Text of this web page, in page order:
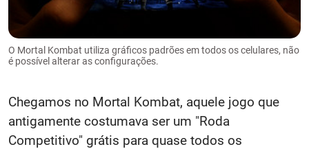
O Mortal Kombat utiliza gráficos padrões em todos os celulares, não
é possível alterar as configurações.
Chegamos no Mortal Kombat, aquele jogo que
antigamente costumava ser um "Roda
Competitivo" grátis para quase todos os